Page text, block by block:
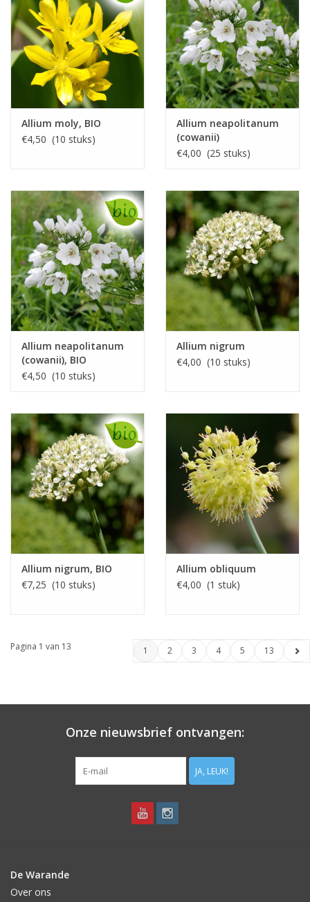
Allium moly, BIO
€4,50 (10 stuks)
Allium neapolitanum
(cowanii)
€4,00 (25 stuks)
Allium neapolitanum
(cowanii), BIO
€4,50 (10 stuks)
Allium nigrum
€4,00 (10 stuks)
Allium nigrum, BIO
€7,25 (10 stuks)
Allium obliquum
€4,00 (1 stuk)
Pagina 1 van 13 1 2 3 4 5 13
Onze nieuwsbrief ontvangen:
JA, LEUK!
De Warande
Over ons